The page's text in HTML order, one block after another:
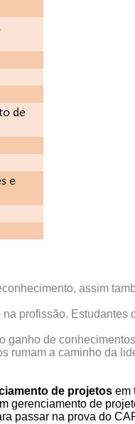
assim
profissão. Estudantes
ganho de
rumam a caminho da
de projetos em
gerenciamento de
passar na prova do